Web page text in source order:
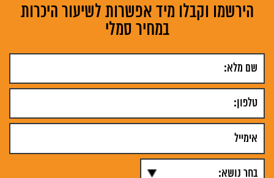
הירשמו וקבלו מיד אפשרות לשיעור היכרות
במחיר סמלי